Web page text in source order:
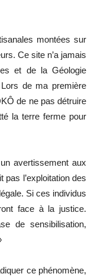
montées sur
Ce site n’a jamais
et de la Géologie
de ma première
de ne pas détruire
la terre ferme pour
avertissement aux
pas l’exploitation des
Si ces individus
face à la justice.
de sensibilisation,
ce phénomène,